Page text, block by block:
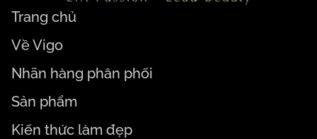
Trang chủ
Về Vigo
Nhãn hàng phân phối
Sản phẩm
Kiến thức làm đẹp